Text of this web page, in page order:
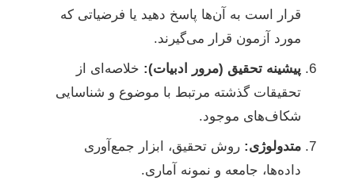
قرار است به آن‌ها پاسخ دهید یا فرضیاتی که
مورد آزمون قرار می‌گیرند.
پیشینه تحقیق (مرور ادبیات): خلاصه‌ای از
تحقیقات گذشته مرتبط با موضوع و شناسایی
شکاف‌های موجود.
متدولوژی: روش تحقیق، ابزار جمع‌آوری
داده‌ها، جامعه و نمونه آماری.